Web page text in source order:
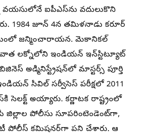
ఐపీఎస్‌ను వదులుకొని
1984 జూన్ 4న తమిళనాడు కరూర్
జన్మించారాయన. మెకానికల్
లక్నోలోని ఇండియన్ ఇన్‌స్టిట్యూట్
అడ్మినిస్ట్రేషన్‌లో మాస్టర్స్ పూర్తి
సివిల్ సర్వీసెస్ పరీక్షలో 2011
సెలక్ట్ అయ్యారు. కర్ణాటక రాష్ట్రంలో
జిల్లాల పోలీసు సూపరింటెండెంట్‌గా,
పోలీస్ కమిషనర్‌గా పని చేశారు. ఆ